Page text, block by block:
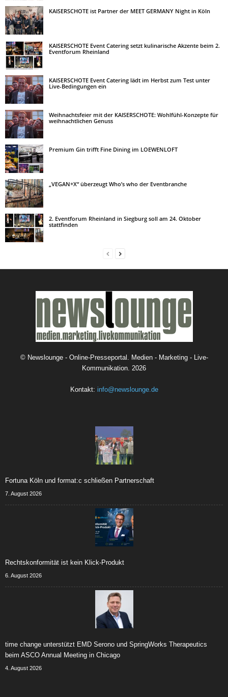
KAISERSCHOTE ist Partner der MEET GERMANY Night in Köln
KAISERSCHOTE Event Catering setzt kulinarische Akzente beim 2.
Eventforum Rheinland
KAISERSCHOTE Event Catering lädt im Herbst zum Test unter
Live-Bedingungen ein
Weihnachtsfeier mit der KAISERSCHOTE: Wohlfühl-Konzepte für
weihnachtlichen Genuss
Premium Gin trifft Fine Dining im LOEWENLOFT
„VEGAN+X“ überzeugt Who’s who der Eventbranche
2. Eventforum Rheinland in Siegburg soll am 24. Oktober
stattfinden
© Newslounge - Online-Presseportal. Medien - Marketing - Live-
Kommunikation. 2026
Kontakt: info@newslounge.de
Fortuna Köln und format:c schließen Partnerschaft
7. August 2026
Rechtskonformität ist kein Klick-Produkt
6. August 2026
time change unterstützt EMD Serono und SpringWorks Therapeutics
beim ASCO Annual Meeting in Chicago
4. August 2026